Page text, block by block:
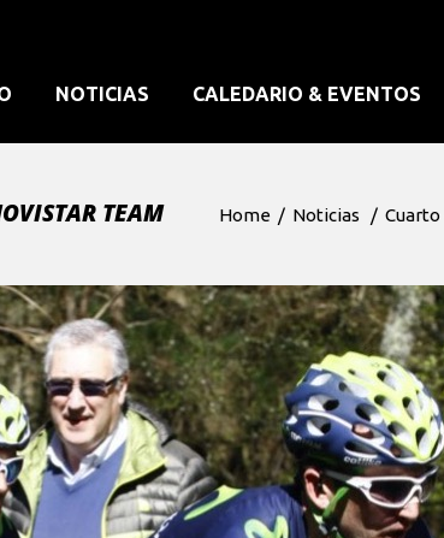
NOTICIAS CALEDARIO & EVENTOS
TEAM Home / Noticias /